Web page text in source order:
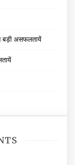
बड़ी असफलतायें